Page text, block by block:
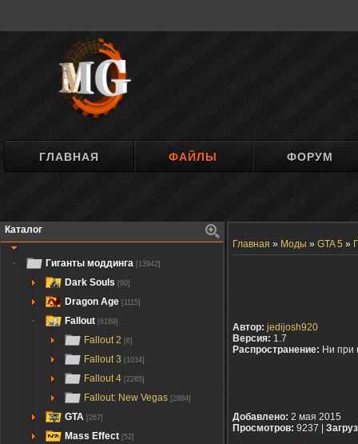
ГЛАВНАЯ ФАЙЛЫ ФОРУМ
Каталог
Гиганты моддинга [13942]
Dark Souls [90]
Dragon Age [1115]
Fallout [6189]
Fallout 2 [6]
Fallout 3 [1034]
Fallout 4 [2265]
Fallout: New Vegas [2884]
GTA [267]
Mass Effect [52]
Главная » Моды » GTA 5 »
Автор: jedijosh920
Версия: 1.7
Распространение: Ни при
Добавлено: 2 мая 2015
Просмотров: 9237 |